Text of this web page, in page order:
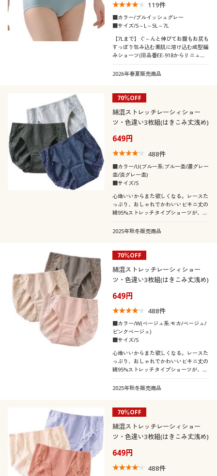
ご利用ガイド
よくある質問とお問い合わせ
吸汗速乾
冷感・涼感
エレガント
年代
30代
50代
シーズン
春
円 絞込
119件
■カラー/ブルイッシュグレー
■サイズ/S～L～5L～7L
【7Lまで】ぐ～んと伸びてお腹もお尻も
すっぽり包み込む素肌に溶け込む成型編
みショーツ(旧品番EE-918からリニュー
アルしました)
2026年春夏販売商品
70％OFF
綿混ストレッチレーシィショー
ツ・色違い3枚組(はきこみ丈浅め)
649円
488件
■カラー/U(ブルー系:ブルー杢/濃グレー
杢/淡グレー杢)
■サイズ/S
心地いいからまた欲しくなる。レースた
っぷり、おしゃれでかわいいビキニ丈の
綿95%ストレッチタイプショーツが、デ
人気のEC-391・EC-393が3枚組にリニュ
2025年秋冬販売商品
70％OFF
綿混ストレッチレーシィショー
ツ・色違い3枚組(はきこみ丈浅め)
649円
488件
■カラー/W(ベージュ系:モカ/ベージュ/
ピンクベージュ)
■サイズ/S
心地いいからまた欲しくなる。レースた
っぷり、おしゃれでかわいいビキニ丈の
綿95%ストレッチタイプショーツが、デ
イリー使いにうれしい色違い3枚組で!★
人気のEC-391・EC-393が3枚組にリニュ
2025年秋冬販売商品
70％OFF
綿混ストレッチレーシィショー
ツ・色違い3枚組(はきこみ丈浅め)
649円
488件